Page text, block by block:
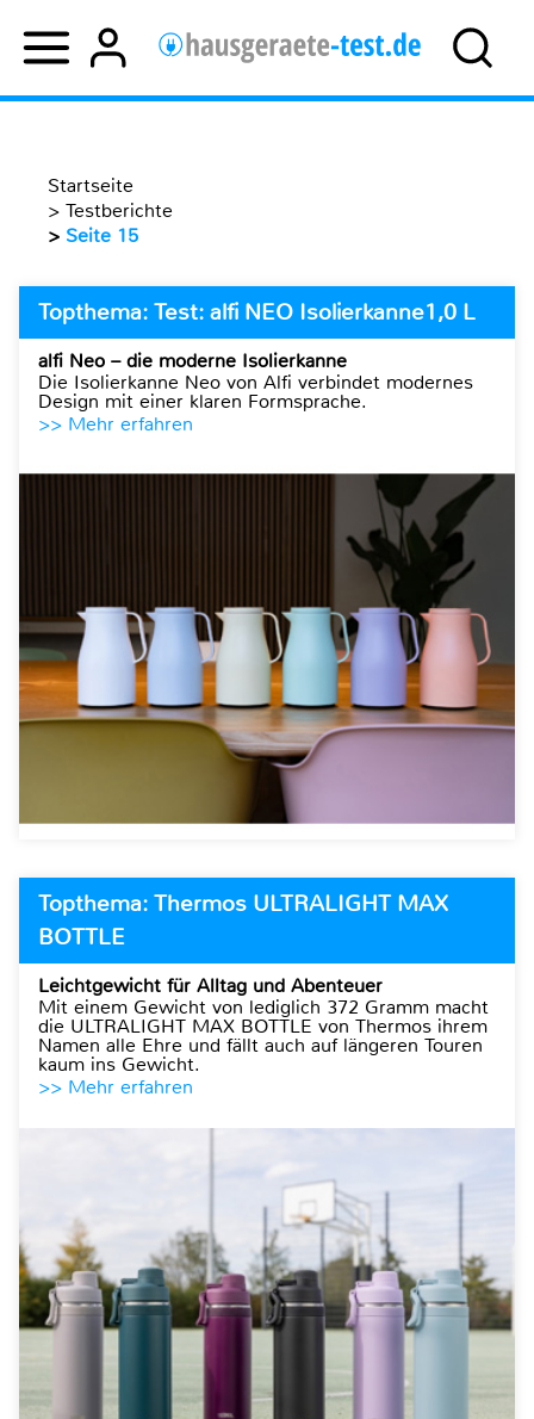
Startseite
> Testberichte
> Seite 15
Topthema: Test: alfi NEO Isolierkanne1,0 L
alfi Neo – die moderne Isolierkanne
Die Isolierkanne Neo von Alfi verbindet modernes
Design mit einer klaren Formsprache.
>> Mehr erfahren
Topthema: Thermos ULTRALIGHT MAX
BOTTLE
Leichtgewicht für Alltag und Abenteuer
Mit einem Gewicht von lediglich 372 Gramm macht
die ULTRALIGHT MAX BOTTLE von Thermos ihrem
Namen alle Ehre und fällt auch auf längeren Touren
kaum ins Gewicht.
>> Mehr erfahren